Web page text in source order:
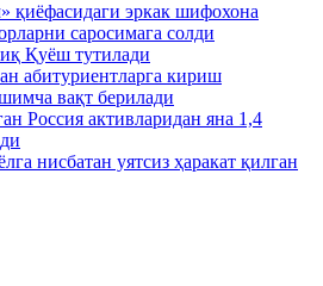
қиёфасидаги эркак шифохона
саросимага солди
Қуёш тутилади
абитуриентларга кириш
вақт берилади
Россия активларидан яна 1,4
нисбатан уятсиз ҳаракат қилган